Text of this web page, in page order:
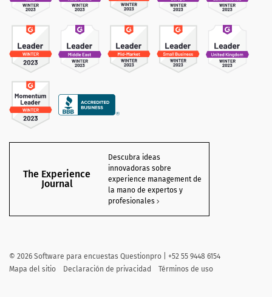
The Experience
Journal
Descubra ideas
innovadoras sobre
experience management de
la mano de expertos y
profesionales
© 2026 Software para encuestas Questionpro | +52 55 9448 6154
Mapa del sitio
Declaración de privacidad Términos de uso